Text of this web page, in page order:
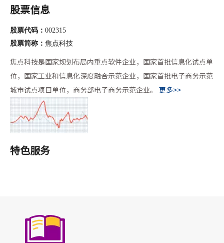
美的实体支点，该展销中心不仅为江苏品牌提供长
变的国际贸易环境中展现出数字化外贸的强劲韧性。 刚刚落
届广交会共吸引了来自220个国家和地区的31.4万名境外采购商
到会，参会人数再创历史新高；现场意向出口成交达257亿美
元。 在强劲的增长背后，是哪些行业取得了“开门红”
股票信息
股票代码： 002315
股票简称： 焦点科技
焦点科技是国家规划布局内重点软件企业，国家首批信息化试点单
位，国家工业和信息化深度融合示范企业，国家首批电子商务示范
城市试点项目单位，商务部电子商务示范企业。
更多>>
特色服务